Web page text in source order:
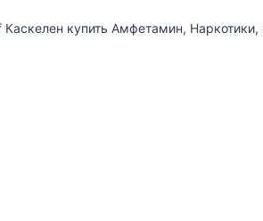
купить Амфетамин, Наркотики,